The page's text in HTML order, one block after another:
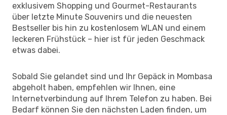
exklusivem Shopping und Gourmet-Restaurants
über letzte Minute Souvenirs und die neuesten
Bestseller bis hin zu kostenlosem WLAN und einem
leckeren Frühstück – hier ist für jeden Geschmack
etwas dabei.
Sobald Sie gelandet sind und Ihr Gepäck in Mombasa
abgeholt haben, empfehlen wir Ihnen, eine
Internetverbindung auf Ihrem Telefon zu haben. Bei
Bedarf können Sie den nächsten Laden finden, um